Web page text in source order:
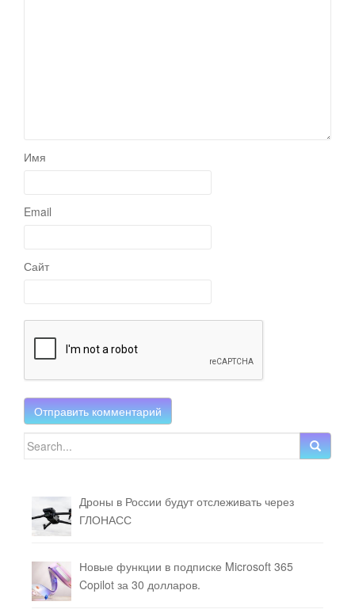
Имя
Email
Сайт
Search for:
Дроны в России будут отслеживать через
ГЛОНАСС
Новые функции в подписке Microsoft 365
Copilot за 30 долларов.